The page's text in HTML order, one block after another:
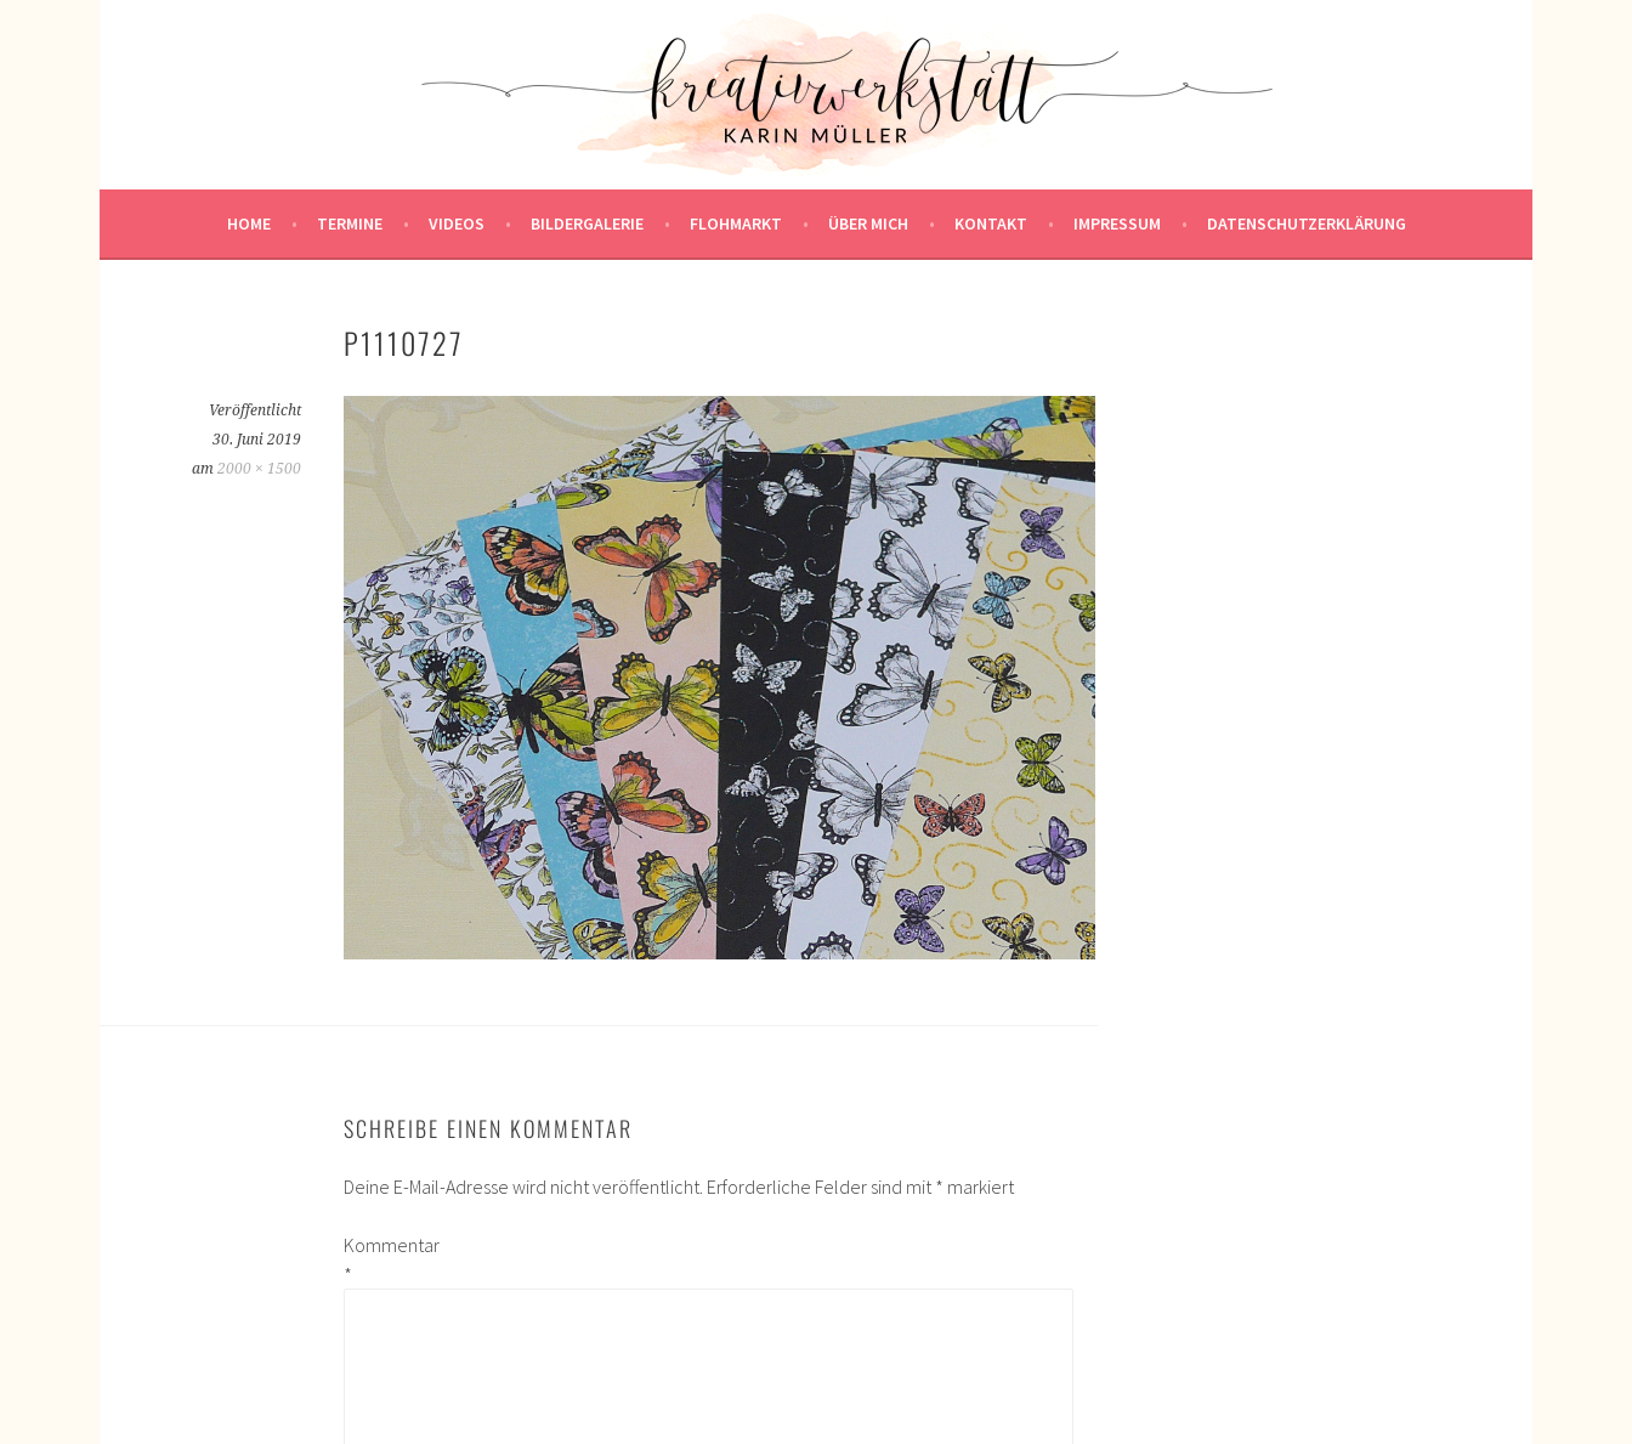
KREATIVWERKSTATT
HOME TERMINE VIDEOS BILDERGALERIE FLOHMARKT ÜBER MICH KONTAKT IMPRESSUM DATENSCHUTZERKLÄRUNG
P1110727
Veröffentlicht
30. Juni 2019
am 2000 × 1500
SCHREIBE EINEN KOMMENTAR
Deine E-Mail-Adresse wird nicht veröffentlicht. Erforderliche Felder sind mit* markiert
Kommentar
*